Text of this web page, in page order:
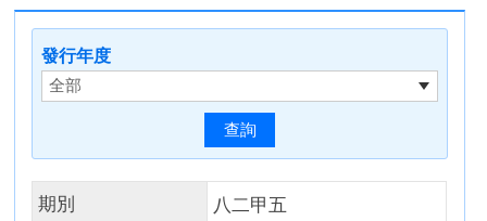
發行年度
期別
八二甲五